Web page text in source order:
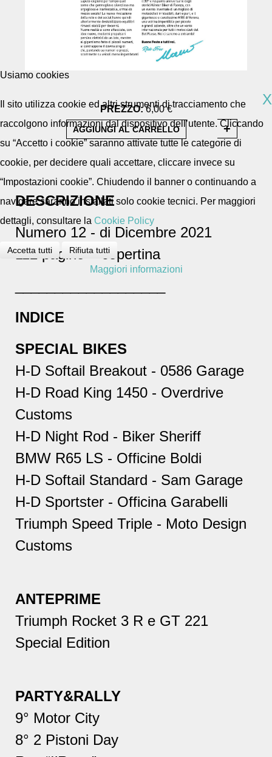
PREZZO:6,00 €
DESCRIZIONE
Numero 12 - di Dicembre 2021
112 pagine + copertina
INDICE
SPECIAL BIKES
H-D Softail Breakout - 0586 Garage
H-D Road King 1450 - Overdrive
Customs
H-D Night Rod - Biker Sheriff
BMW R65 LS - Officine Boldi
H-D Softail Standard - Sam Garage
H-D Sportster - Officina Garabelli
Triumph Speed Triple - Moto Design
Customs
ANTEPRIME
Triumph Rocket 3 R e GT 221
Special Edition
PARTY&RALLY
9° Motor City
8° 2 Pistoni Day
Usiamo cookies
X
Il sito utilizza cookie ed altri strumenti di tracciamento che
raccolgono informazioni dal dispositivo dell’utente. Cliccando
su “Accetto i cookie” saranno attivate tutte le categorie di
cookie, per decidere quali accettare, cliccare invece su
“Impostazioni cookie”. Chiudendo il banner o continuando a
navigare saranno installati solo cookie tecnici. Per maggiori
dettagli, consultare la Cookie Policy
Accetta tutti Rifiuta tutti
Maggiori informazioni